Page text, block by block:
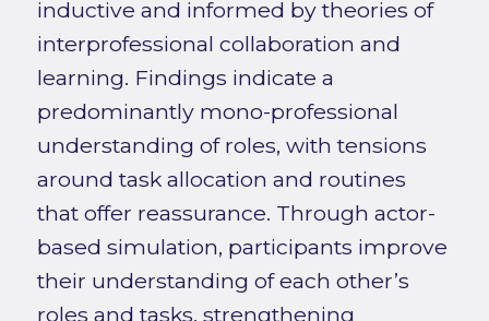
inductive and informed by theories of
interprofessional collaboration and
learning. Findings indicate a
predominantly mono-professional
understanding of roles, with tensions
around task allocation and routines
that offer reassurance. Through actor-
based simulation, participants improve
their understanding of each other’s
roles and tasks, strengthening